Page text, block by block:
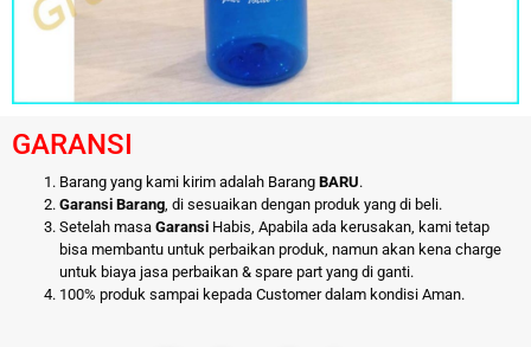
GARANSI
Barang yang kami kirim adalah Barang BARU.
Garansi Barang, di sesuaikan dengan produk yang di beli.
Setelah masa Garansi Habis, Apabila ada kerusakan, kami tetap
bisa membantu untuk perbaikan produk, namun akan kena charge
untuk biaya jasa perbaikan & spare part yang di ganti.
100% produk sampai kepada Customer dalam kondisi Aman.